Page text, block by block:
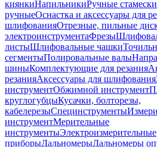
киянкиНапильникиРучные стамески
ручныеОснастка и аксессуары для
шлифованияОтрезные, пильные
электроинструментаФрезы
листыШлифовальные чашки
сегментыПолировальные валы
шиныКомплектующие для резания
резанияАксессуары для шлифования
инструментОбжимной инструмент
круглогубцыКусачки, болторезы,
кабелерезыСпецинструменты
инструментМерительные
инструментыЭлектроизмерительные
приборыДальномерыДальномеры